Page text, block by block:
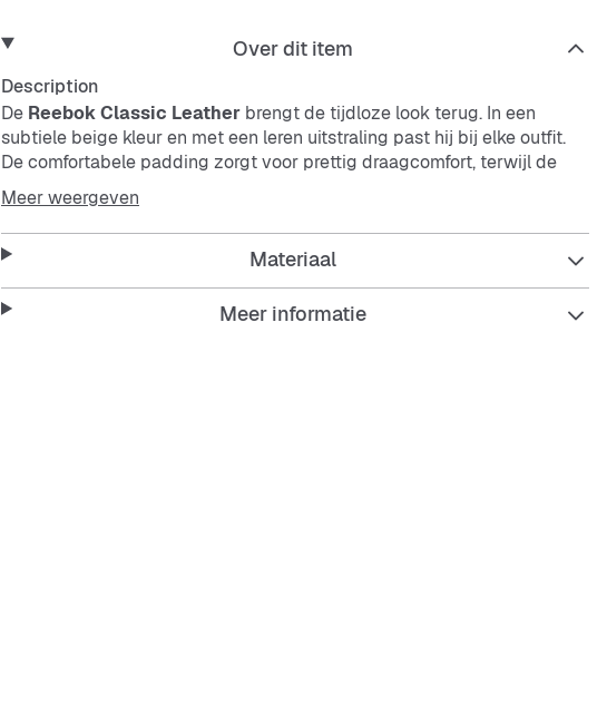
Over dit item
Description
De Reebok Classic Leather brengt de tijdloze look terug. In een
subtiele beige kleur en met een leren uitstraling past hij bij elke outfit.
De comfortabele padding zorgt voor prettig draagcomfort, terwijl de
lichte, flexibele en slijtvaste zool je de hele dag veilig ondersteunt.
Features:
Meer weergeven
Materiaal
Meer informatie